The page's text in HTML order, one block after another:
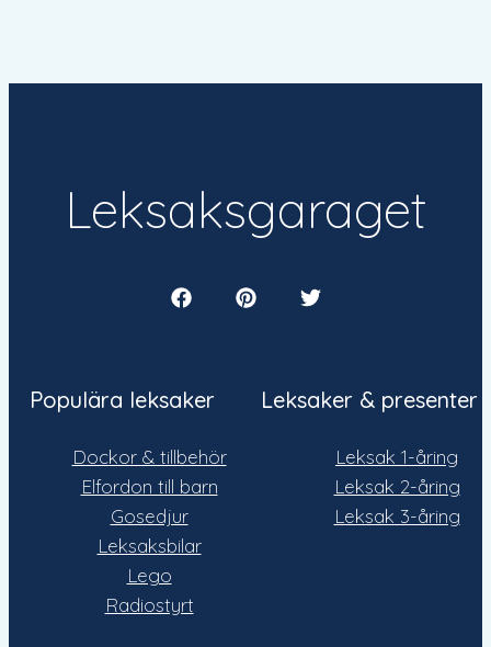
Populära leksaker
Dockor & tillbehör
Elfordon till barn
Gosedjur
Leksaksbilar
Lego
Radiostyrt
Leksaksgaraget
Leksaker & presenter
Leksak 1-åring
Leksak 2-åring
Leksak 3-åring